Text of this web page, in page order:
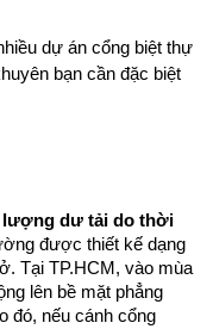
dự án cổng biệt thự
bạn cần đặc biệt
lượng dư tải do thời
được thiết kế dạng
Tại TP.HCM, vào mùa
lên bề mặt phẳng
đó, nếu cánh cổng